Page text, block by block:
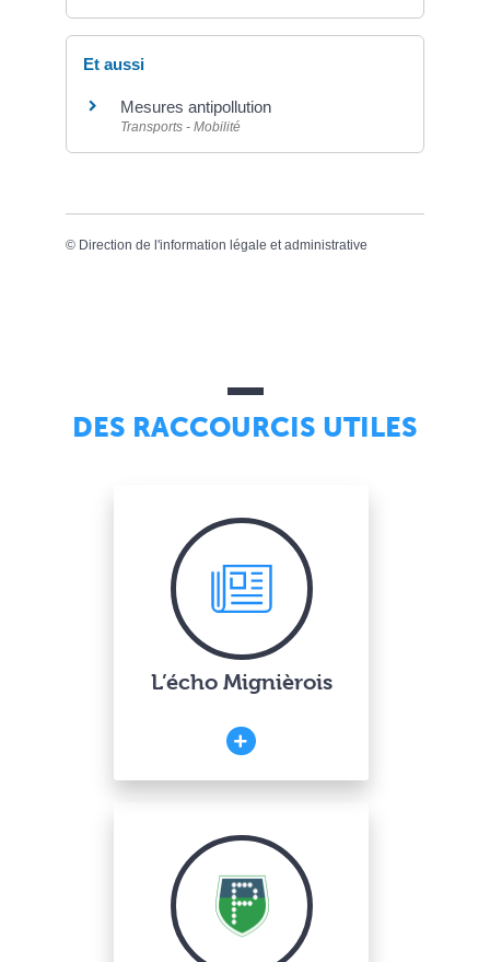
Et aussi
Mesures antipollution
Transports - Mobilité
© Direction de l'information légale et administrative
DES RACCOURCIS UTILES
L’écho Mignièrois